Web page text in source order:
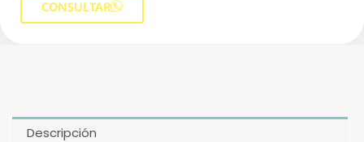
CONSULTAR
Descripción